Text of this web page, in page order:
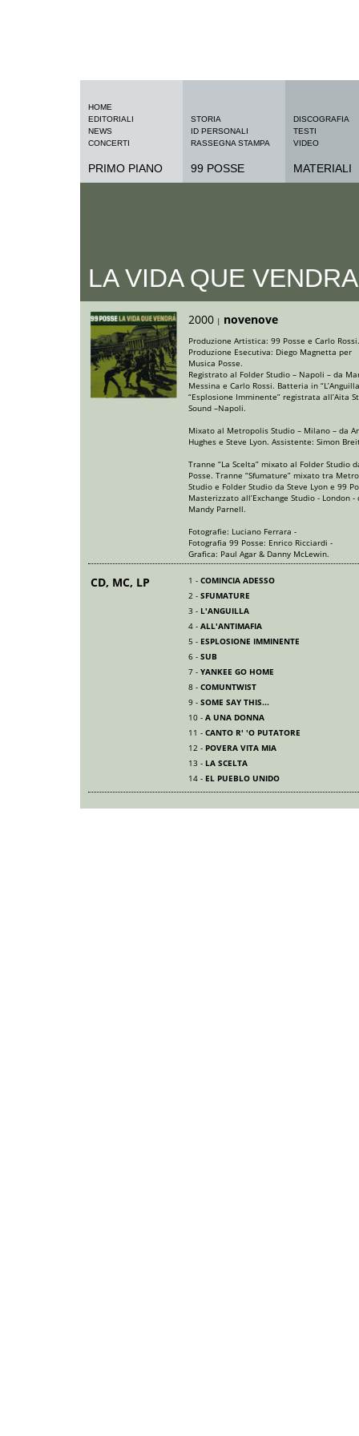
HOME
EDITORIALI
NEWS
CONCERTI
PRIMO PIANO
STORIA
ID PERSONALI
RASSEGNA STAMPA
99 POSSE
DISCOGRAFIA
TESTI
VIDEO
MATERIALI
LA VIDA QUE
2000 | novenove
Produzione Artistica: 99 Posse e Carlo Rossi.
Produzione Esecutiva: Diego Magnetta per
Musica Posse.
Registrato al Folder Studio – Napoli – da
Messina e Carlo Rossi. Batteria in
“Esplosione Imminente” registrata all’Aita
Sound –Napoli.
Mixato al Metropolis Studio – Milano – da
Hughes e Steve Lyon. Assistente: Simon
Tranne “La Scelta” mixato al Folder Studio
Posse. Tranne “Sfumature” mixato tra
Studio e Folder Studio da Steve Lyon e 99
Masterizzato all’Exchange Studio - London -
Mandy Parnell.
Fotografie: Luciano Ferrara -
Fotografia 99 Posse: Enrico Ricciardi -
Grafica: Paul Agar & Danny McLewin.
CD, MC, LP 1 - COMINCIA ADESSO
2 - SFUMATURE
3 - L'ANGUILLA
4 - ALL'ANTIMAFIA
5 - ESPLOSIONE IMMINENTE
6 - SUB
7 - YANKEE GO HOME
8 - COMUNTWIST
9 - SOME SAY THIS...
10 - A UNA DONNA
11 - CANTO R' 'O PUTATORE
12 - POVERA VITA MIA
13 - LA SCELTA
14 - EL PUEBLO UNIDO